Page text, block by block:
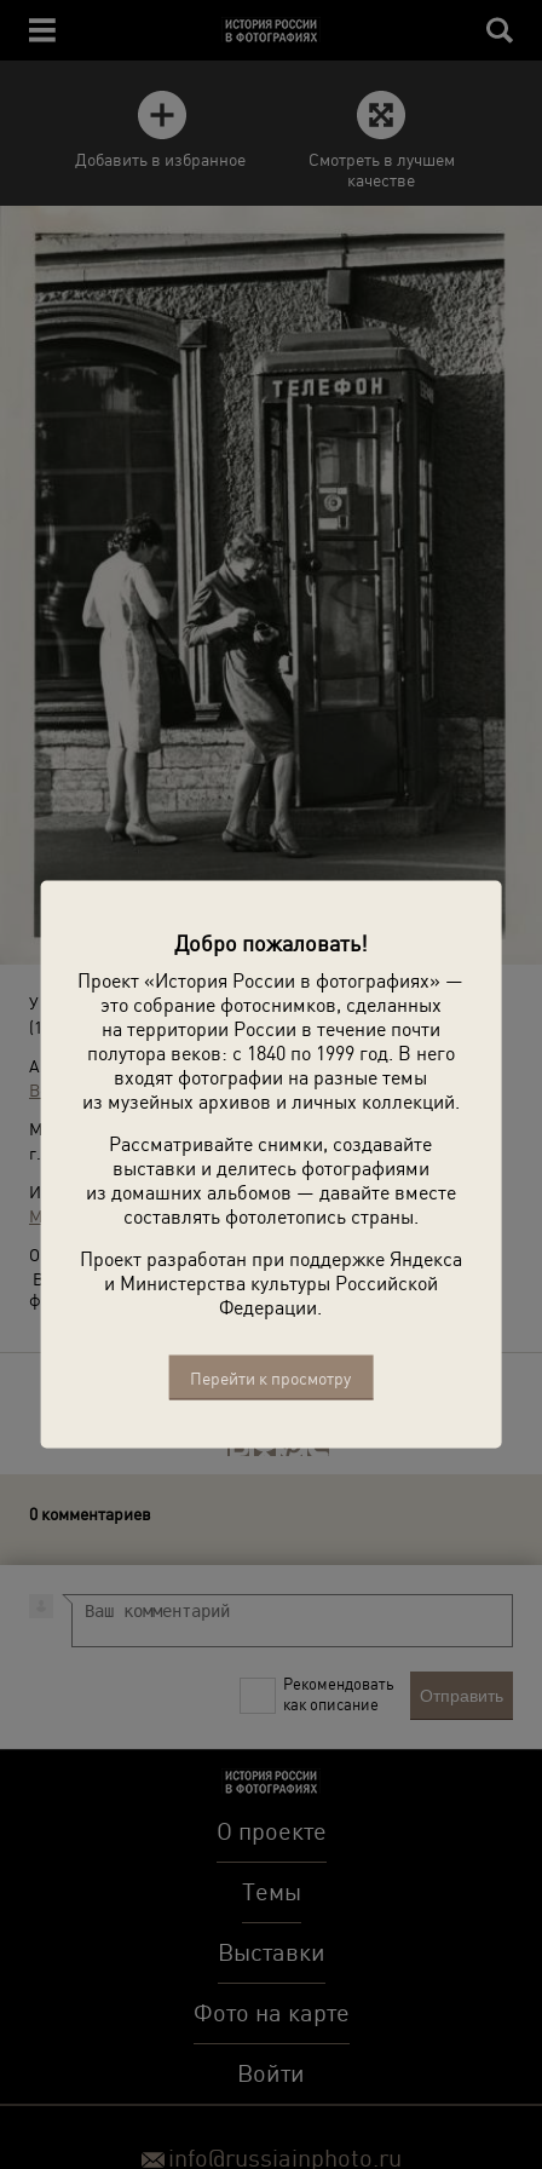
Добро пожаловать!
Проект «История России в фотографиях» —
это собрание фотоснимков, сделанных
на территории России в течение почти
полутора веков: с 1840 по 1999 год. В него
входят фотографии на разные темы
из музейных архивов и личных коллекций.
Рассматривайте снимки, создавайте
выставки и делитесь фотографиями
из домашних альбомов — давайте вместе
составлять фотолетопись страны.
Проект разработан при поддержке Яндекса
и Министерства культуры Российской
Федерации.
Перейти к просмотру
Добавить в избранное
Смотреть в лучшем
качестве
У телефонной будки
(1960-е)
Автор:
Всеволод Тарасевич
Место съемки:
г. Ленинград
Источники:
МАММ / МДФ
О фотографии:
Выставки«Алло, кто говорит?», «Кидай монетку»с этой
фотографией.
Расскажите друзьям об этом фото
0 комментариев
Рекомендовать
как описание
Отправить
О проекте
Темы
Выставки
Фото на карте
Войти
info@russiainphoto.ru